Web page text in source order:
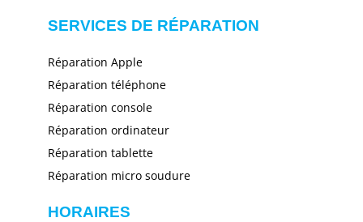
SERVICES DE RÉPARATION
Réparation Apple
Réparation téléphone
Réparation console
Réparation ordinateur
Réparation tablette
Réparation micro soudure
HORAIRES